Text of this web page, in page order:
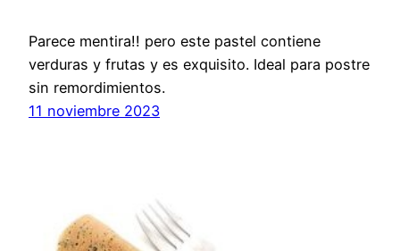
Parece mentira!! pero este pastel contiene
verduras y frutas y es exquisito. Ideal para postre
sin remordimientos.
11 noviembre 2023